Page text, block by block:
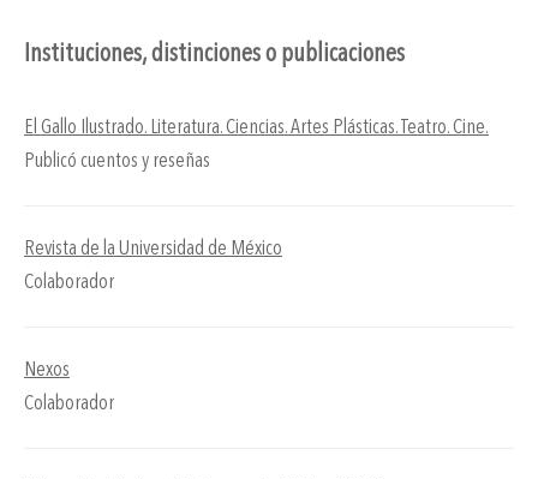
Instituciones, distinciones o publicaciones
El Gallo Ilustrado. Literatura. Ciencias. Artes Plásticas. Teatro. Cine.
Publicó cuentos y reseñas
Revista de la Universidad de México
Colaborador
Nexos
Colaborador